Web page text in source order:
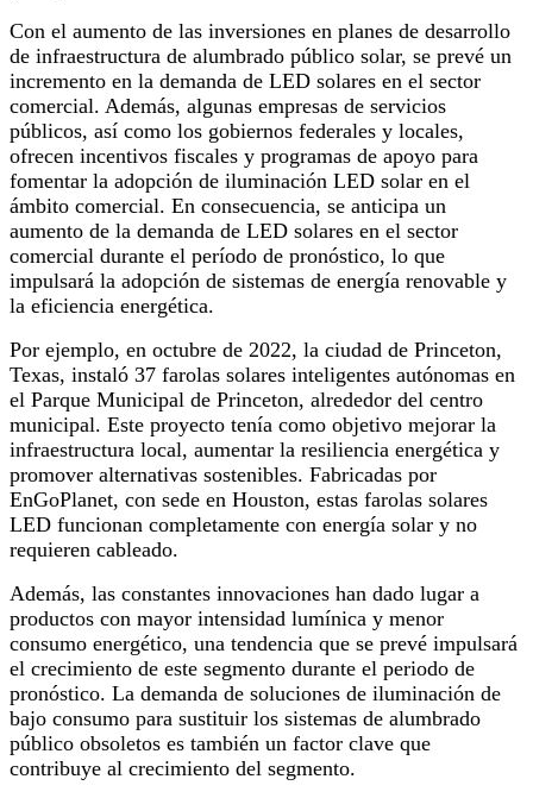
Con el aumento de las inversiones en planes de desarrollo
de infraestructura de alumbrado público solar, se prevé un
incremento en la demanda de LED solares en el sector
comercial. Además, algunas empresas de servicios
públicos, así como los gobiernos federales y locales,
ofrecen incentivos fiscales y programas de apoyo para
fomentar la adopción de iluminación LED solar en el
ámbito comercial. En consecuencia, se anticipa un
aumento de la demanda de LED solares en el sector
comercial durante el período de pronóstico, lo que
impulsará la adopción de sistemas de energía renovable y
la eficiencia energética.
Por ejemplo, en octubre de 2022, la ciudad de Princeton,
Texas, instaló 37 farolas solares inteligentes autónomas en
el Parque Municipal de Princeton, alrededor del centro
municipal. Este proyecto tenía como objetivo mejorar la
infraestructura local, aumentar la resiliencia energética y
promover alternativas sostenibles. Fabricadas por
EnGoPlanet, con sede en Houston, estas farolas solares
LED funcionan completamente con energía solar y no
requieren cableado.
Además, las constantes innovaciones han dado lugar a
productos con mayor intensidad lumínica y menor
consumo energético, una tendencia que se prevé impulsará
el crecimiento de este segmento durante el periodo de
pronóstico. La demanda de soluciones de iluminación de
bajo consumo para sustituir los sistemas de alumbrado
público obsoletos es también un factor clave que
contribuye al crecimiento del segmento.